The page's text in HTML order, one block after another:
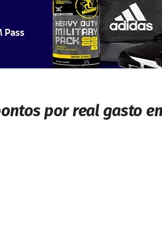
por real gasto